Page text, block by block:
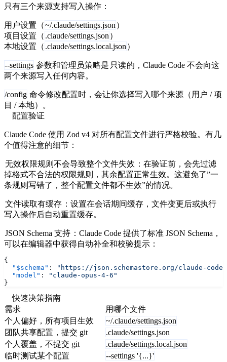
只有三个来源支持写入操作：
用户设置（~/.claude/settings.json ）
项目设置（ .claude/settings.json ）
本地设置（ .claude/settings.local.json ）
--settings 参数和管理员策略是 只读的，Claude Code 不会向这
两个来源写入任何内容。
/config 命令修改配置时，会让你选择写入哪个来源（用户 / 项
目 / 本地）。
配置验证
Claude Code 使用 Zod v4 对所有配置文件进行严格校验。有几
个值得注意的细节：
无效权限规则不会导致整个文件失效 ：在验证前，会先过滤
掉格式不合法的权限规则，其余配置正常生效。这避免了”一
条规则写错了，整个配置文件都不生效”的情况。
文件读取有缓存 ：设置在会话期间缓存，文件变更后或执行
写入操作后自动重置缓存。
JSON Schema 支持 ：Claude Code 提供了标准 JSON Schema，
可以在编辑器中获得自动补全和校验提示：
{
  "$schema"
:
"https://json.schemastore.org/claude-
  "model"
:
"claude-opus-4-6"
}
快速决策指南
需求
用哪个文件
个人偏好，所有项目生效
~/.claude/settings.json
团队共享配置，提交 git
.claude/settings.json
个人覆盖，不提交 git
.claude/settings.local.json
临时测试某个配置
--settings '{...}'